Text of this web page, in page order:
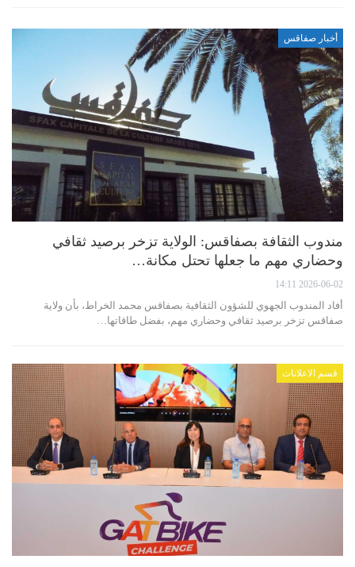
أخبار صفاقس
مندوب الثقافة بصفاقس: الولاية تزخر برصيد ثقافي
وحضاري مهم ما جعلها تحتل مكانة…
2026-06-02 14:11
أفاد المندوب الجهوي للشؤون الثقافية بصفاقس محمد الخراط، بأن ولاية
صفاقس تزخر برصيد ثقافي وحضاري مهم، بفضل طاقاتها…
قسم الاعلانات